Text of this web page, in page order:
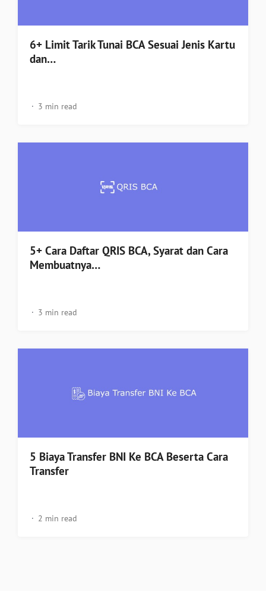
6+ Limit Tarik Tunai BCA Sesuai Jenis Kartu
dan…
3 min read
5+ Cara Daftar QRIS BCA, Syarat dan Cara
Membuatnya…
3 min read
5 Biaya Transfer BNI Ke BCA Beserta Cara
Transfer
2 min read